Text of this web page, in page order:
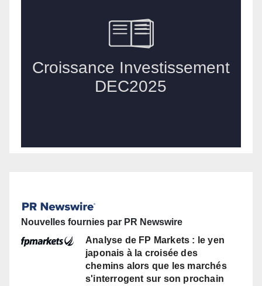
Nouvelles fournies par PR Newswire
Analyse de FP Markets : le yen
japonais à la croisée des
chemins alors que les marchés
s'interrogent sur son prochain